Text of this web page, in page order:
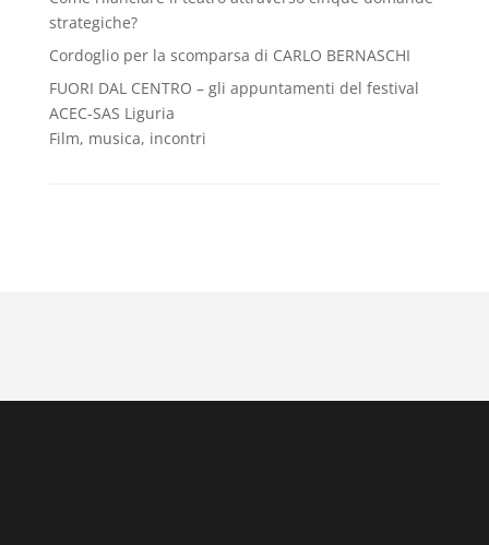
strategiche?
Cordoglio per la scomparsa di CARLO BERNASCHI
FUORI DAL CENTRO – gli appuntamenti del festival
ACEC-SAS Liguria
Film, musica, incontri